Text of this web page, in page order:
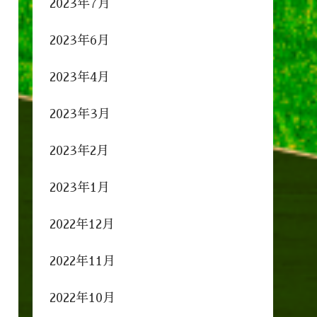
2023年7月
2023年6月
2023年4月
2023年3月
2023年2月
2023年1月
2022年12月
2022年11月
2022年10月